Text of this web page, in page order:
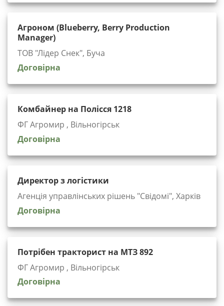
Агроном (Blueberry, Berry Production
Manager)
ТОВ "Лідер Снек", Буча
Договірна
Комбайнер на Полісся 1218
ФГ Агромир , Вільногірськ
Договірна
Директор з логістики
Агенція управлінських рішень "Cвідомі", Харків
Договірна
Потрібен тракторист на МТЗ 892
ФГ Агромир , Вільногірськ
Договірна